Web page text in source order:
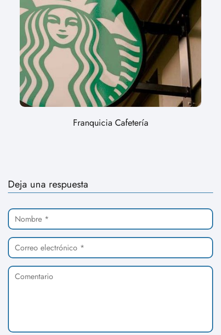
Franquicia Cafetería
Deja una respuesta